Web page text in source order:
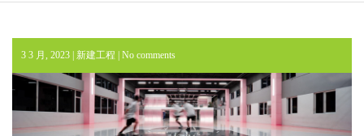
3 3 月, 2023 | 新建工程 No comments